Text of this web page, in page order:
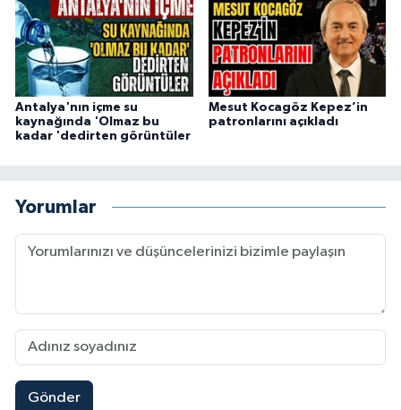
Antalya'nın içme su
kaynağında 'Olmaz bu
kadar 'dedirten görüntüler
Mesut Kocagöz Kepez’in
patronlarını açıkladı
Yorumlar
Gönder